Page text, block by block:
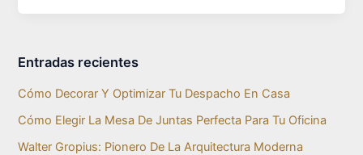
Entradas recientes
Cómo Decorar Y Optimizar Tu Despacho En Casa
Cómo Elegir La Mesa De Juntas Perfecta Para Tu Oficina
Walter Gropius: Pionero De La Arquitectura Moderna